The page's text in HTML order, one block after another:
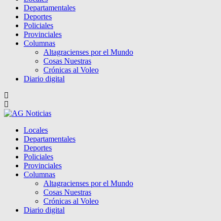
Departamentales
Deportes
Policiales
Provinciales
Columnas
Altagracienses por el Mundo
Cosas Nuestras
Crónicas al Voleo
Diario digital
Locales
Departamentales
Deportes
Policiales
Provinciales
Columnas
Altagracienses por el Mundo
Cosas Nuestras
Crónicas al Voleo
Diario digital